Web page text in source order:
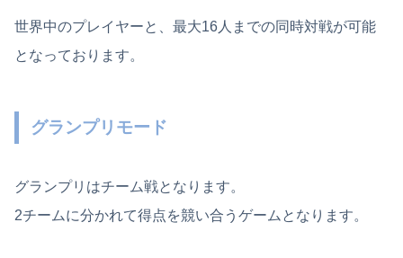
世界中のプレイヤーと、最大16人までの同時対戦が可能
となっております。
グランプリモード
グランプリはチーム戦となります。
2チームに分かれて得点を競い合うゲームとなります。